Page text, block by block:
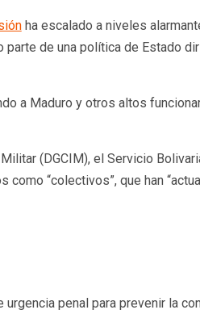
ha escalado a niveles
de una política de Estado
a Maduro y otros altos
(DGCIM), el Servicio
“colectivos”, que han
penal para prevenir la